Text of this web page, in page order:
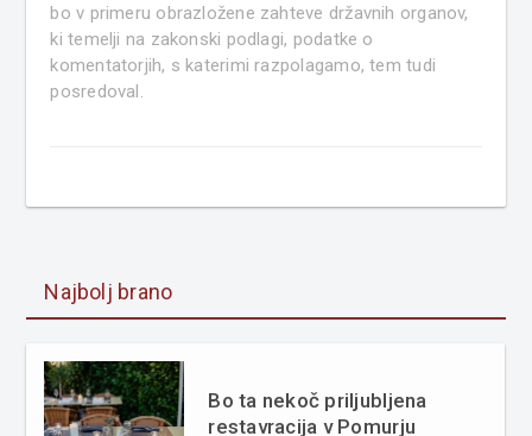
bo v primeru obrazložene zahteve državnih organov,
ki temelji na zakonski podlagi, podatke o
komentatorjih, s katerimi razpolagamo, tem tudi
posredoval.
Najbolj brano
Bo ta nekoč priljubljena
restavracija v Pomurju